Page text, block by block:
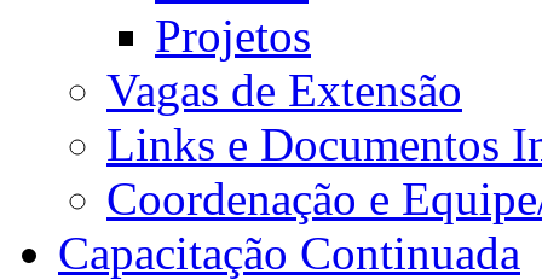
Projetos
Vagas de Extensão
Links e Documentos
Coordenação e
Capacitação Continuada